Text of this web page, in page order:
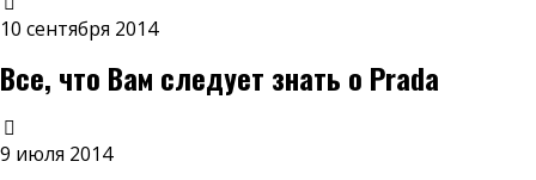
10 сентября 2014
Все, что Вам следует знать о Prada
9 июля 2014